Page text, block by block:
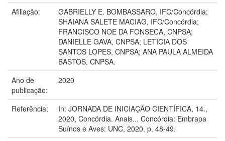
Afiliação:
GABRIELLY E. BOMBASSARO, IFC/Concórdia;
SHAIANA SALETE MACIAG, IFC/Concórdia;
FRANCISCO NOE DA FONSECA, CNPSA;
DANIELLE GAVA, CNPSA; LETICIA DOS
SANTOS LOPES, CNPSA; ANA PAULA ALMEIDA
BASTOS, CNPSA.
Ano de
publicação:
2020
Referência:
In: JORNADA DE INICIAÇÃO CIENTÍFICA, 14.,
2020, Concórdia. Anais... Concórdia: Embrapa
Suínos e Aves: UNC, 2020. p. 48-49.